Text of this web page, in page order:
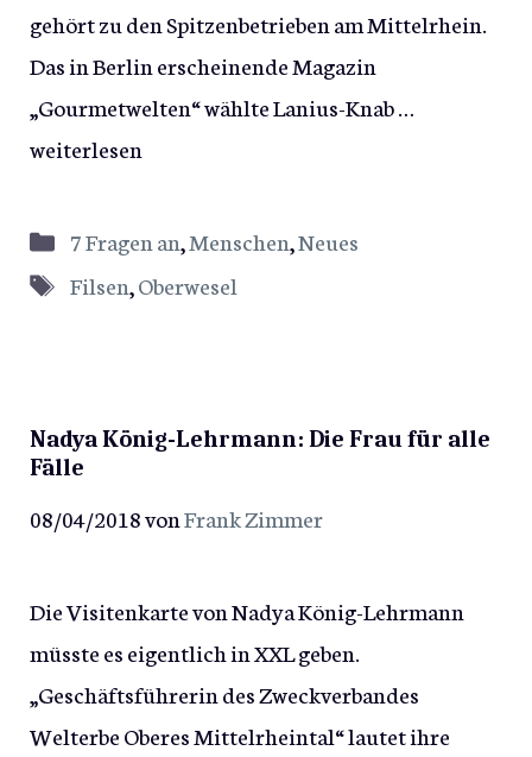
gehört zu den Spitzenbetrieben am Mittelrhein.
Das in Berlin erscheinende Magazin
„Gourmetwelten“ wählte Lanius-Knab …
weiterlesen
Kategorien
7 Fragen an,Menschen,Neues
Schlagwörter
Filsen,Oberwesel
Nadya König-Lehrmann: Die Frau für alle
Fälle
08/04/2018vonFrank Zimmer
Die Visitenkarte von Nadya König-Lehrmann
müsste es eigentlich in XXL geben.
„Geschäftsführerin des Zweckverbandes
Welterbe Oberes Mittelrheintal“ lautet ihre